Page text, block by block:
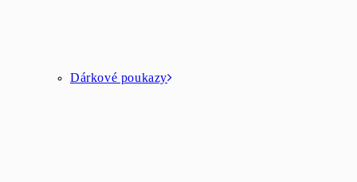
Dárkové poukazy